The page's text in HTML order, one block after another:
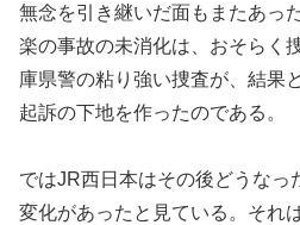
無念を引き継いだ面もまたあっ
楽の事故の未消化は、おそらく
庫県警の粘り強い捜査が、結果
起訴の下地を作ったのである。
ではJR西日本はその後どうなっ
変化があったと見ている。それ